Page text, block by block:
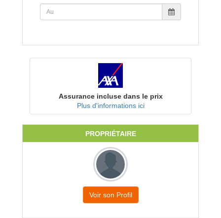
Assurance incluse dans le prix
Plus d'informations ici
PROPRIÉTAIRE
Voir son Profil